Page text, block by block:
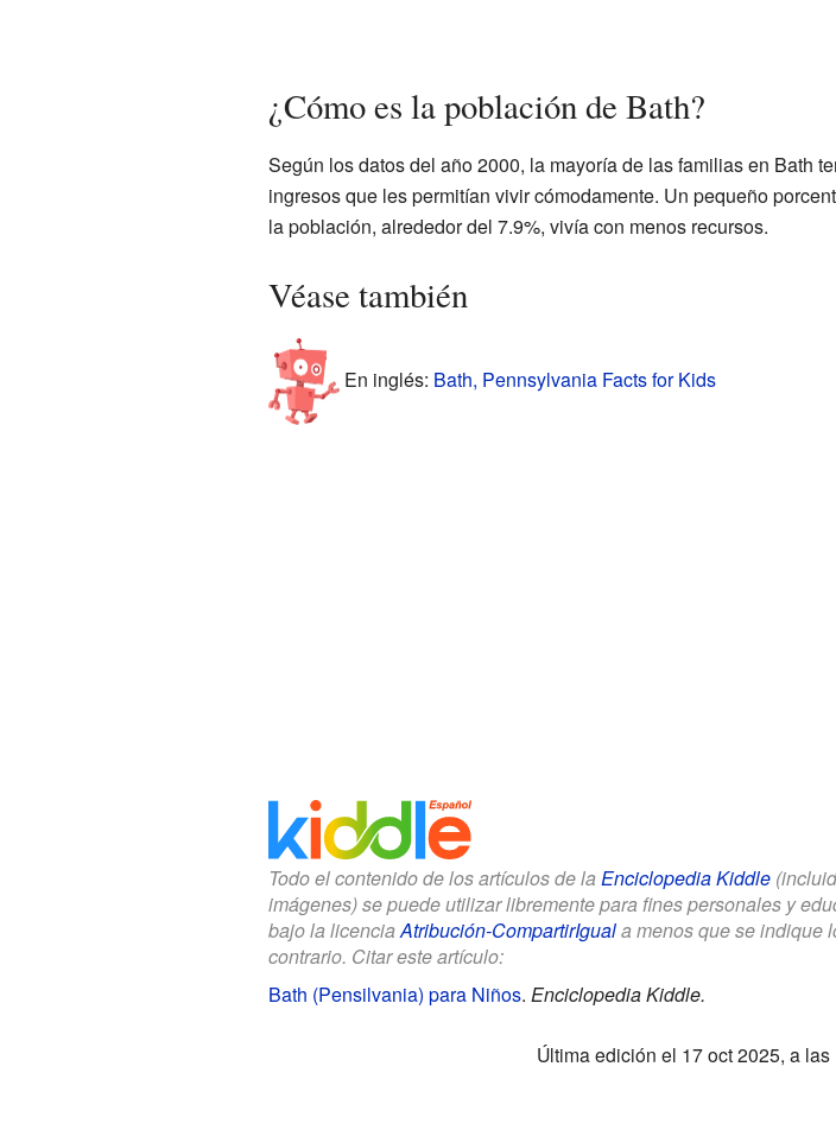
¿Cómo es la población de Bath?
Según los datos del año 2000, la mayoría de las familias en Bath
ingresos que les permitían vivir cómodamente. Un pequeño
la población, alrededor del 7.9%, vivía con menos recursos.
Véase también
En inglés: Bath, Pennsylvania Facts for Kids
Todo el contenido de los artículos de la Enciclopedia Kiddle
imágenes) se puede utilizar libremente para fines personales y
bajo la licenciaAtribución-CompartirIguala menos que se indique
contrario. Citar este artículo:
Bath (Pensilvania) para Niños. Enciclopedia Kiddle.
Última edición el 17 oct 2025, a las